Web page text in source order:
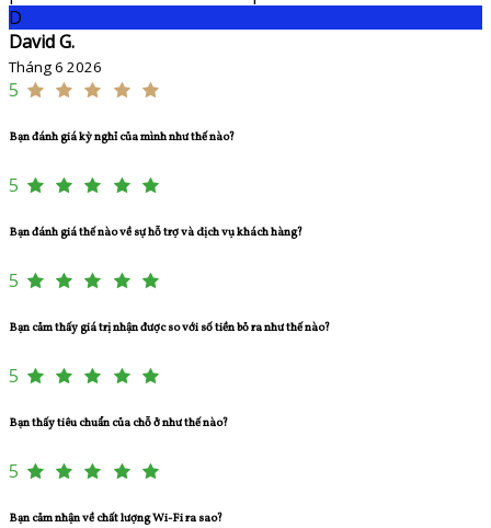
D
David G.
Tháng 6 2026
5
Bạn đánh giá kỳ nghỉ của mình như thế nào?
5
Bạn đánh giá thế nào về sự hỗ trợ và dịch vụ khách hàng?
5
Bạn cảm thấy giá trị nhận được so với số tiền bỏ ra như thế nào?
5
Bạn thấy tiêu chuẩn của chỗ ở như thế nào?
5
Bạn cảm nhận về chất lượng Wi-Fi ra sao?